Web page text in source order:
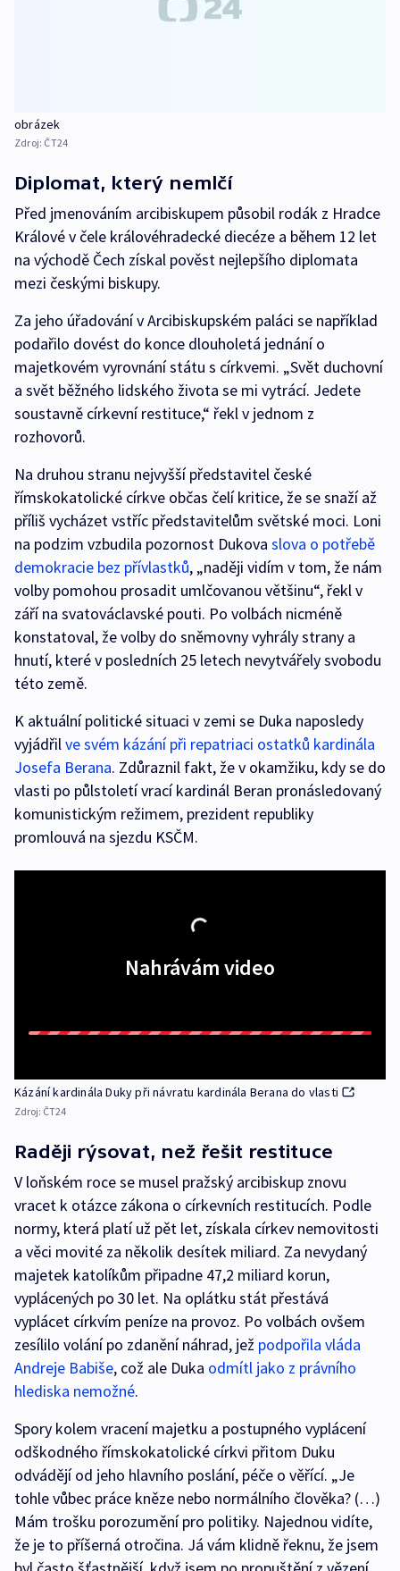
obrázek
Zdroj: ČT24
Diplomat, který nemlčí
Před jmenováním arcibiskupem působil rodák z Hradce
Králové v čele královéhradecké diecéze a během 12 let
na východě Čech získal pověst nejlepšího diplomata
mezi českými biskupy.
Za jeho úřadování v Arcibiskupském paláci se například
podařilo dovést do konce dlouholetá jednání o
majetkovém vyrovnání státu s církvemi. „Svět duchovní
a svět běžného lidského života se mi vytrácí. Jedete
soustavně církevní restituce,“ řekl v jednom z
rozhovorů.
Na druhou stranu nejvyšší představitel české
římskokatolické církve občas čelí kritice, že se snaží až
příliš vycházet vstříc představitelům světské moci. Loni
na podzim vzbudila pozornost Dukova slova o potřebě
demokracie bez přívlastků, „naději vidím v tom, že nám
volby pomohou prosadit umlčovanou většinu“, řekl v
září na svatováclavské pouti. Po volbách nicméně
konstatoval, že volby do sněmovny vyhrály strany a
hnutí, které v posledních 25 letech nevytvářely svobodu
této země.
K aktuální politické situaci v zemi se Duka naposledy
vyjádřilve svém kázání při repatriaci ostatků kardinála
Josefa Berana. Zdůraznil fakt, že v okamžiku, kdy se do
vlasti po půlstoletí vrací kardinál Beran pronásledovaný
komunistickým režimem, prezident republiky
promlouvá na sjezdu KSČM.
Nahrávám video
Kázání kardinála Duky při návratu kardinála Berana do vlasti
Zdroj: ČT24
Raději rýsovat, než řešit restituce
V loňském roce se musel pražský arcibiskup znovu
vracet k otázce zákona o církevních restitucích. Podle
normy, která platí už pět let, získala církev nemovitosti
a věci movité za několik desítek miliard. Za nevydaný
majetek katolíkům připadne 47,2 miliard korun,
vyplácených po 30 let. Na oplátku stát přestává
vyplácet církvím peníze na provoz. Po volbách ovšem
zesílilo volání po zdanění náhrad, jež podpořila vláda
Andreje Babiše, což ale Duka odmítl jako z právního
hlediska nemožné.
Spory kolem vracení majetku a postupného vyplácení
odškodného římskokatolické církvi přitom Duku
odvádějí od jeho hlavního poslání, péče o věřící. „Je
tohle vůbec práce kněze nebo normálního člověka? (…)
Mám trošku porozumění pro politiky. Najednou vidíte,
že je to příšerná otročina. Já vám klidně řeknu, že jsem